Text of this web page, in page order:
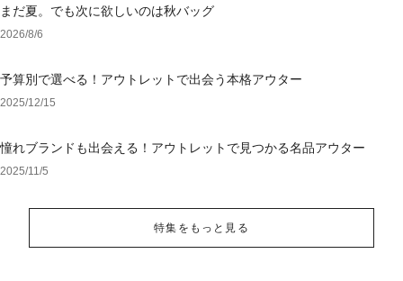
まだ夏。でも次に欲しいのは秋バッグ
2026/8/6
予算別で選べる！アウトレットで出会う本格アウター
2025/12/15
憧れブランドも出会える！アウトレットで見つかる名品アウター
2025/11/5
特集をもっと見る